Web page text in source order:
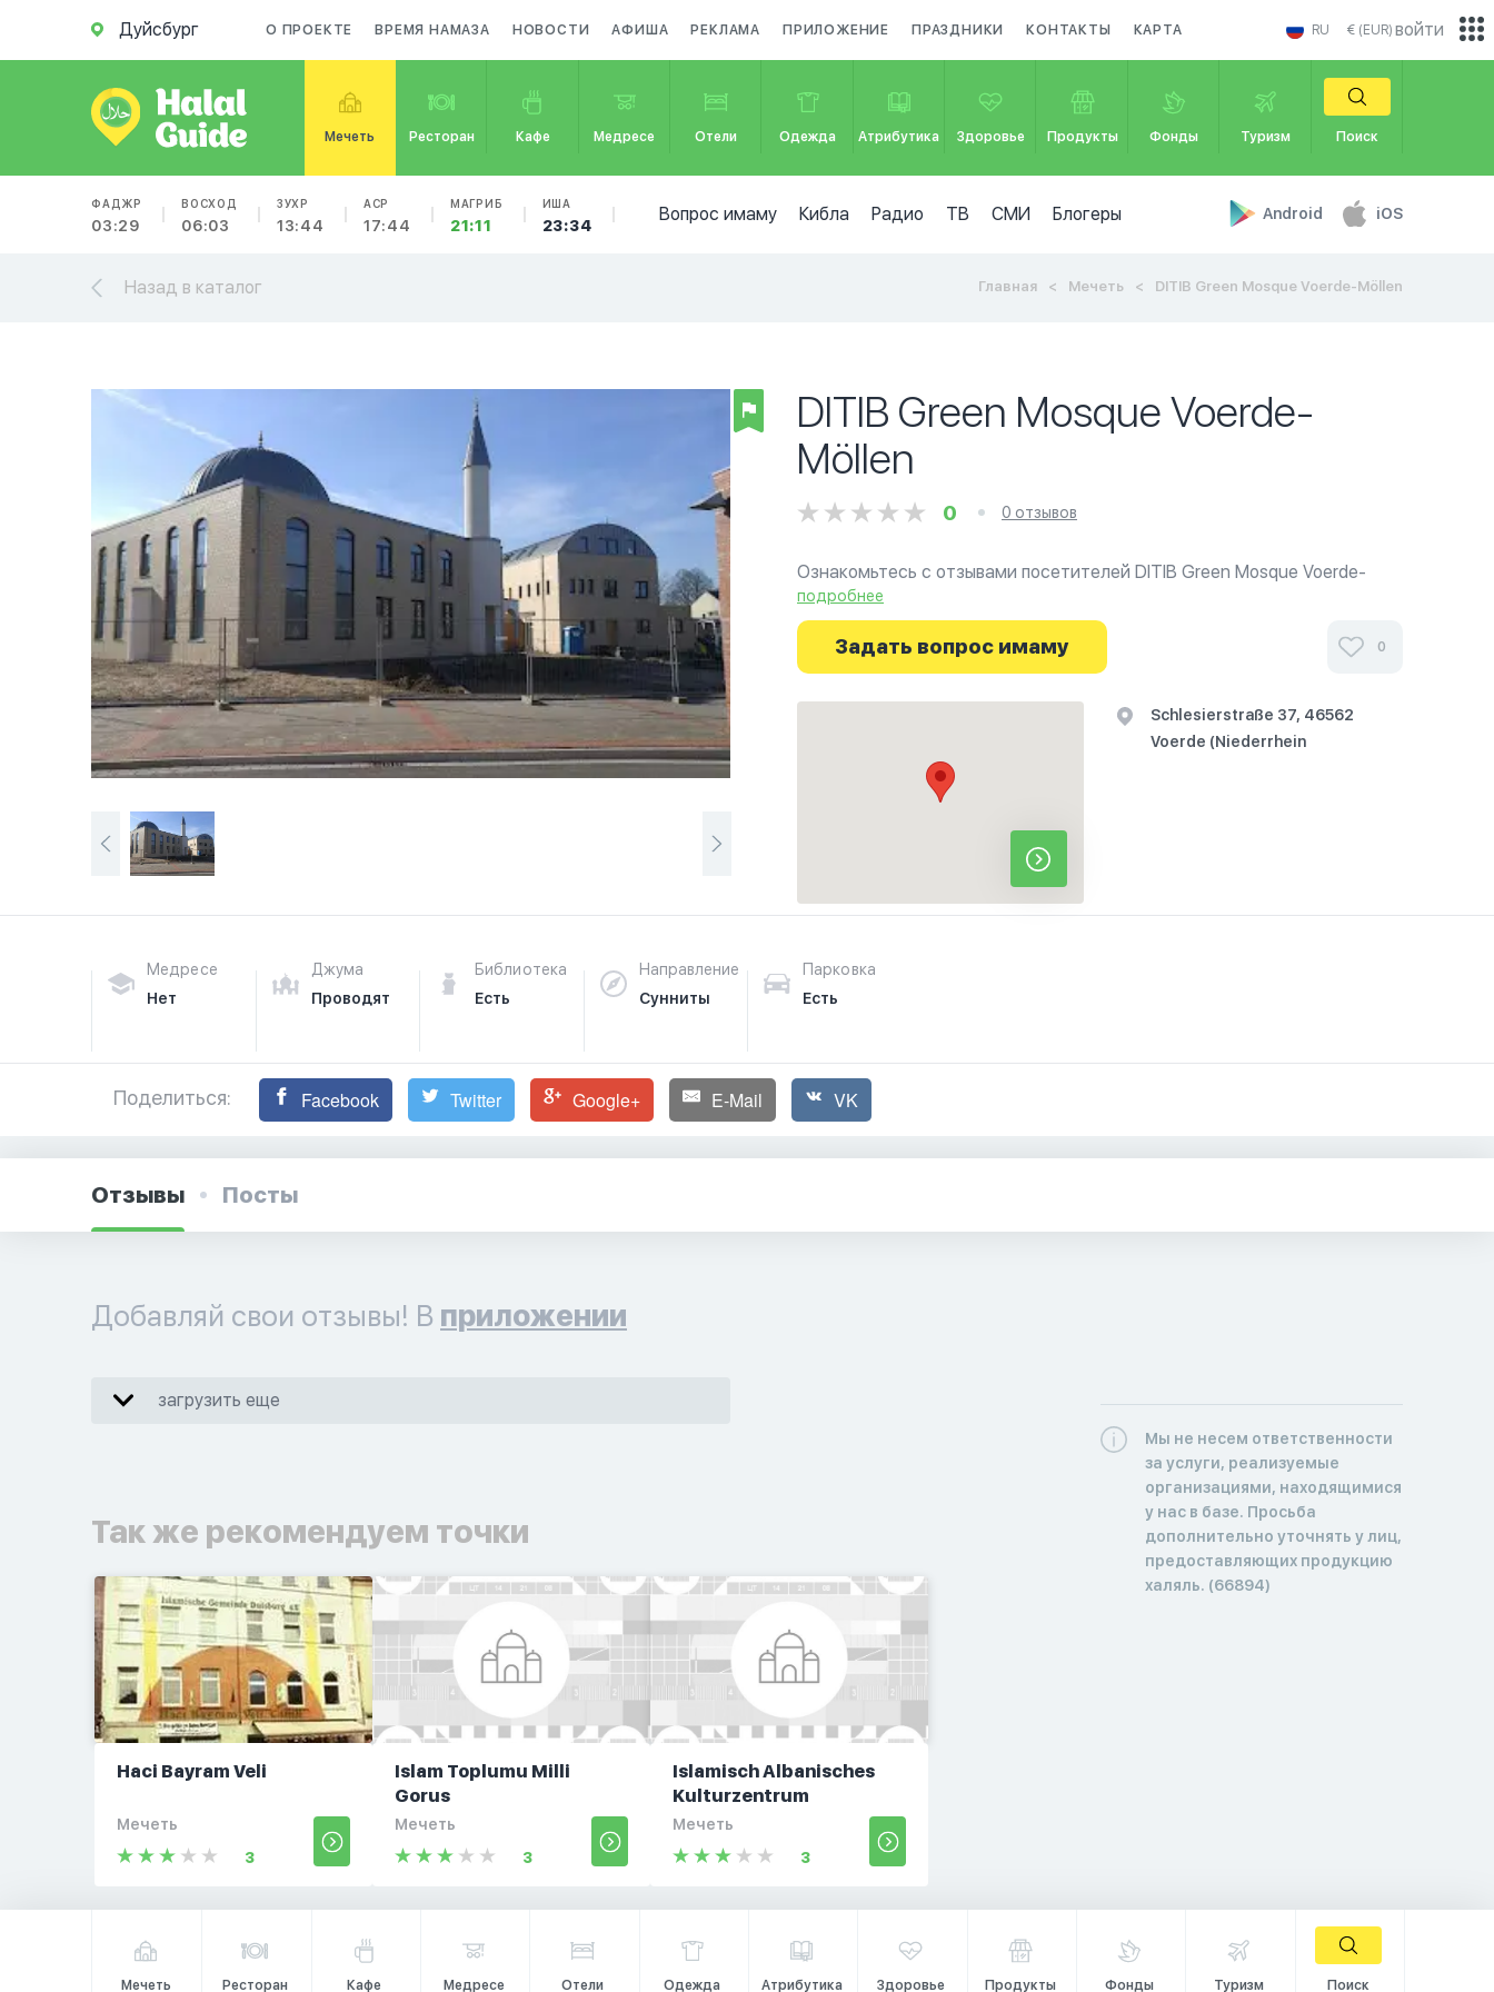
Дуйсбург О ПРОЕКТЕ ВРЕМЯ НАМАЗА НОВОСТИ АФИША РЕКЛАМА ПРИЛОЖЕНИЕ ПРАЗДНИКИ КОНТАКТЫ КАРТА RU € (EUR)
Мечеть Ресторан Кафе Медресе Отели Одежда Атрибутика Здоровье Продукты Фонды Туризм Поиск
ФАДЖР
03:29
ВОСХОД
06:03
ЗУХР
13:44
АСР
17:44
МАГРИБ
21:11
ИША
23:34
Вопрос имаму Кибла Радио ТВ СМИ Блогеры Android iOS
войти
Назад в каталог Главная Мечеть DITIB Green Mosque Voerde-Möllen
DITIB Green Mosque Voerde-
Möllen
0 0 отзывов
Ознакомьтесь с отзывами посетителей DITIB Green Mosque Voerde-
Möllen в г.Дуйсбург на фотографиях и узнайте о часах работы. Ваше
духовное путешествие начинается здесь.
подробнее
Задать вопрос имаму 0
Schlesierstraße 37, 46562
Voerde (Niederrhein
Медресе
Нет
Джума
Проводят
Библиотека
Есть
Направление
Сунниты
Парковка
Есть
Поделиться: Facebook Twitter Google+ E-Mail VK
Отзывы Посты
Добавляй свои отзывы! В приложении
загрузить еще
Так же рекомендуем точки
Haci Bayram Veli
Мечеть
3
Islam Toplumu Milli
Gorus
Мечеть
3
Islamisch Albanisches
Kulturzentrum
Мечеть
3
Мы не несем ответственности
за услуги, реализуемые
организациями, находящимися
у нас в базе. Просьба
дополнительно уточнять у лиц,
предоставляющих продукцию
халяль. (66894)
Мечеть Ресторан Кафе Медресе Отели Одежда Атрибутика Здоровье Продукты Фонды Туризм Поиск